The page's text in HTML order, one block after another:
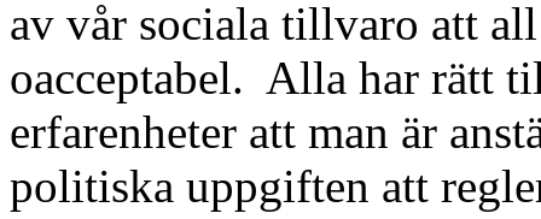
av vår sociala tillvaro att
oacceptabel. Alla har rätt
erfarenheter att man är
politiska uppgiften att